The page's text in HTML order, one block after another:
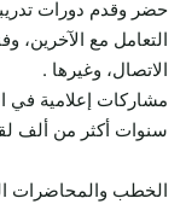
حضر وقدم دورات
التعامل مع الآخرين،
الاتصال، وغيرها .
مشاركات إعلامية في
سنوات أكثر من ألف
الخطب والمحاضرات